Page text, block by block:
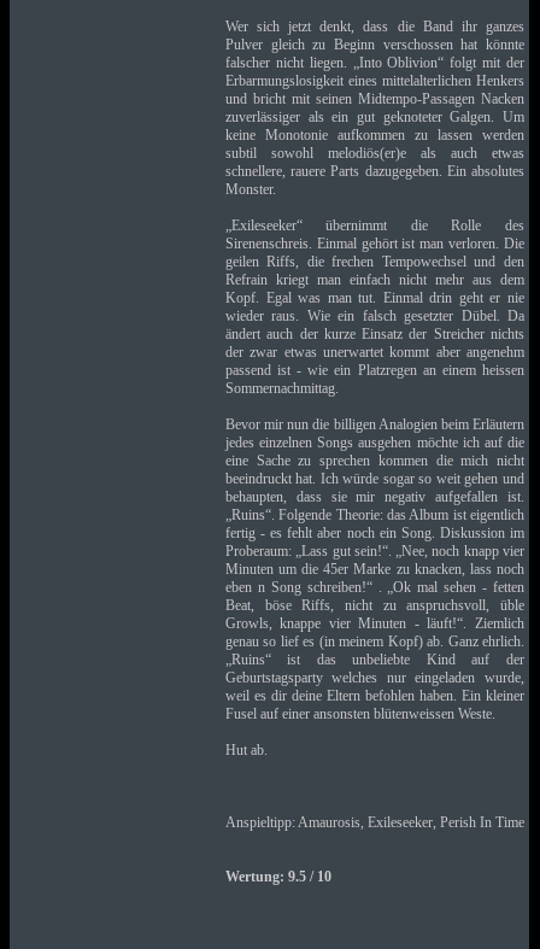
Wer sich jetzt denkt, dass die Band ihr ganzes
Pulver gleich zu Beginn verschossen hat könnte
falscher nicht liegen. „Into Oblivion“ folgt mit der
Erbarmungslosigkeit eines mittelalterlichen Henkers
und bricht mit seinen Midtempo-Passagen Nacken
zuverlässiger als ein gut geknoteter Galgen. Um
keine Monotonie aufkommen zu lassen werden
subtil sowohl melodiös(er)e als auch etwas
schnellere, rauere Parts dazugegeben. Ein absolutes
Monster.
„Exileseeker“ übernimmt die Rolle des
Sirenenschreis. Einmal gehört ist man verloren. Die
geilen Riffs, die frechen Tempowechsel und den
Refrain kriegt man einfach nicht mehr aus dem
Kopf. Egal was man tut. Einmal drin geht er nie
wieder raus. Wie ein falsch gesetzter Dübel. Da
ändert auch der kurze Einsatz der Streicher nichts
der zwar etwas unerwartet kommt aber angenehm
passend ist - wie ein Platzregen an einem heissen
Sommernachmittag.
Bevor mir nun die billigen Analogien beim Erläutern
jedes einzelnen Songs ausgehen möchte ich auf die
eine Sache zu sprechen kommen die mich nicht
beeindruckt hat. Ich würde sogar so weit gehen und
behaupten, dass sie mir negativ aufgefallen ist.
„Ruins“. Folgende Theorie: das Album ist eigentlich
fertig - es fehlt aber noch ein Song. Diskussion im
Proberaum: „Lass gut sein!“. „Nee, noch knapp vier
Minuten um die 45er Marke zu knacken, lass noch
eben n Song schreiben!“ . „Ok mal sehen - fetten
Beat, böse Riffs, nicht zu anspruchsvoll, üble
Growls, knappe vier Minuten - läuft!“. Ziemlich
genau so lief es (in meinem Kopf) ab. Ganz ehrlich.
„Ruins“ ist das unbeliebte Kind auf der
Geburtstagsparty welches nur eingeladen wurde,
weil es dir deine Eltern befohlen haben. Ein kleiner
Fusel auf einer ansonsten blütenweissen Weste.
Hut ab.
Anspieltipp: Amaurosis, Exileseeker, Perish In Time
Wertung: 9.5 / 10